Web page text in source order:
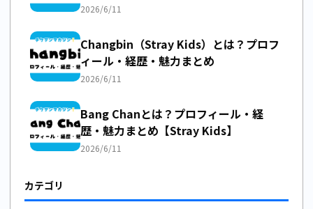
2026/6/11
Changbin（Stray Kids）とは？プロフ
ィール・経歴・魅力まとめ
2026/6/11
Bang Chanとは？プロフィール・経
歴・魅力まとめ【Stray Kids】
2026/6/11
カテゴリ